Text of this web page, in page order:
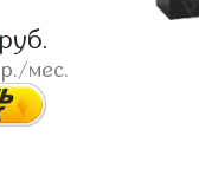
руб.
р./мес.